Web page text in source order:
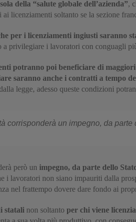
della “salute globale dell’azienda”,
licenziamenti soltanto se la sezione
per i licenziamenti ingiusti saranno
privilegiare i lavoratori con conguagli
potranno poi beneficiare di
saranno anche i contratti a tempo
legge, adesso queste condizioni
corrisponderà un impegno, da
però un impegno, da parte dello
i lavoratori non siano impauriti dalla
nel frattempo dovere dare fondo ai
statali non soltanto per chi viene